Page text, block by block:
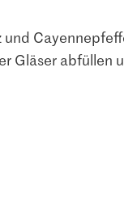
Gläser abfüllen